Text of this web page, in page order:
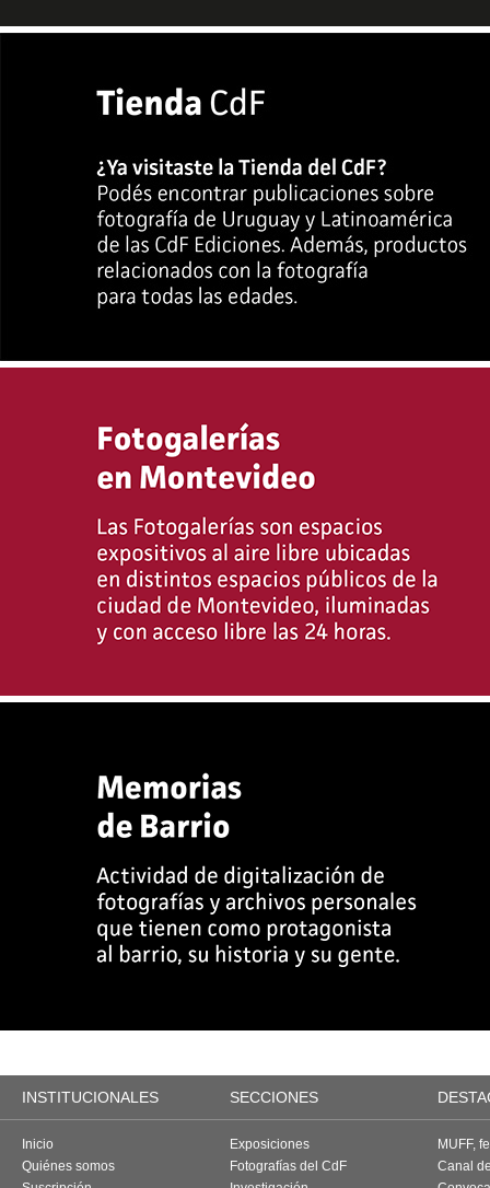
INSTITUCIONALES SECCIONES
Inicio
Quiénes somos
Exposiciones
Fotografías del CdF
MUFF,
Canal